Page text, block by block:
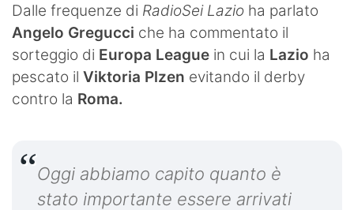
Dalle frequenze di RadioSei Lazio ha parlato
Angelo Gregucci che ha commentato il
sorteggio di Europa League in cui la Lazio ha
pescato il Viktoria Plzen evitando il derby
contro la Roma.
Oggi abbiamo capito quanto è
stato importante essere arrivati